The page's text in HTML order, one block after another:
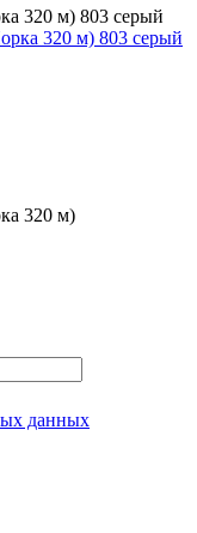
320 м) 803 серый
320 м)
данных